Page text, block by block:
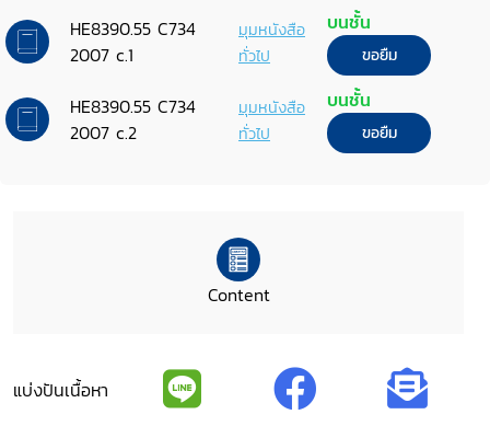
HE8390.55 C734
2007 c.1
มุมหนังสือ
ทั่วไป
บนชั้น
ขอยืม
HE8390.55 C734
2007 c.2
มุมหนังสือ
ทั่วไป
บนชั้น
ขอยืม
Content
แบ่งปันเนื้อหา